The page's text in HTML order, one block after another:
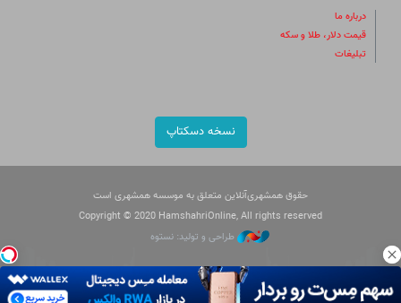
درباره ما
قیمت دلار، طلا و سکه
تبلیغات
نسخه دسکتاپ
حقوق همشهری‌آنلاین متعلق به موسسه همشهری است
Copyright © 2020 HamshahriOnline, All rights reserved
طراحی و تولید: نستوه